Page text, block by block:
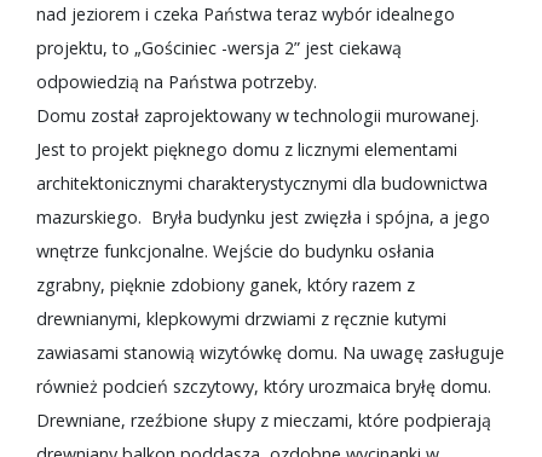
nad jeziorem i czeka Państwa teraz wybór idealnego
projektu, to „Gościniec -wersja 2” jest ciekawą
odpowiedzią na Państwa potrzeby.
Domu został zaprojektowany w technologii murowanej.
Jest to projekt pięknego domu z licznymi elementami
architektonicznymi charakterystycznymi dla budownictwa
mazurskiego. Bryła budynku jest zwięzła i spójna, a jego
wnętrze funkcjonalne. Wejście do budynku osłania
zgrabny, pięknie zdobiony ganek, który razem z
drewnianymi, klepkowymi drzwiami z ręcznie kutymi
zawiasami stanowią wizytówkę domu. Na uwagę zasługuje
również podcień szczytowy, który urozmaica bryłę domu.
Drewniane, rzeźbione słupy z mieczami, które podpierają